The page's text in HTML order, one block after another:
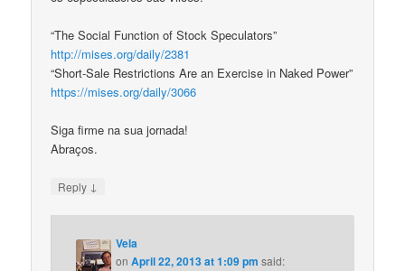
“The Social Function of Stock Speculators”
http://mises.org/daily/2381
“Short-Sale Restrictions Are an Exercise in Naked Power”
https://mises.org/daily/3066
Siga firme na sua jornada!
Abraços.
Reply ↓
Vela
onApril 22, 2013 at 1:09 pm said: